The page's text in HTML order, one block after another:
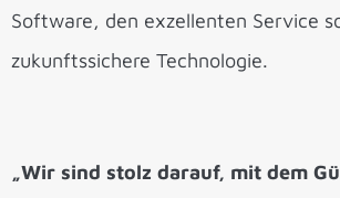
Software, den exzellenten Service
zukunftssichere Technologie.
„Wir sind stolz darauf, mit dem